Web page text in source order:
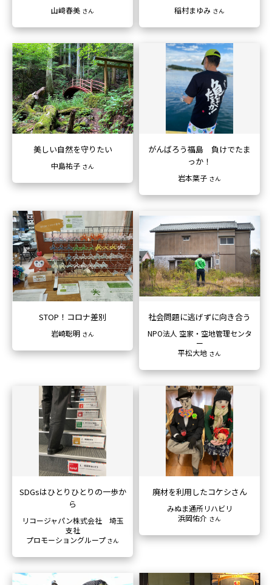
山﨑春美 さん 稲村まゆみ さん
美しい自然を守りたい
中島祐子 さん
がんばろう福島 負けでたま
っか！
岩本葉子 さん
STOP！コロナ差別
岩崎聡明 さん
社会問題に逃げずに向き合う
NPO法人 空家・空地管理センタ
ー
平松大地 さん
SDGsはひとりひとりの一歩か
ら
リコージャパン株式会社 埼玉
支社
プロモーショングループ さん
廃材を利用したコケシさん
みぬま通所リハビリ
浜岡佑介 さん